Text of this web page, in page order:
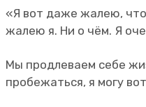
«Я вот даже жалею, что
жалею я. Ни о чём. Я
Мы продлеваем себе
пробежаться, я могу